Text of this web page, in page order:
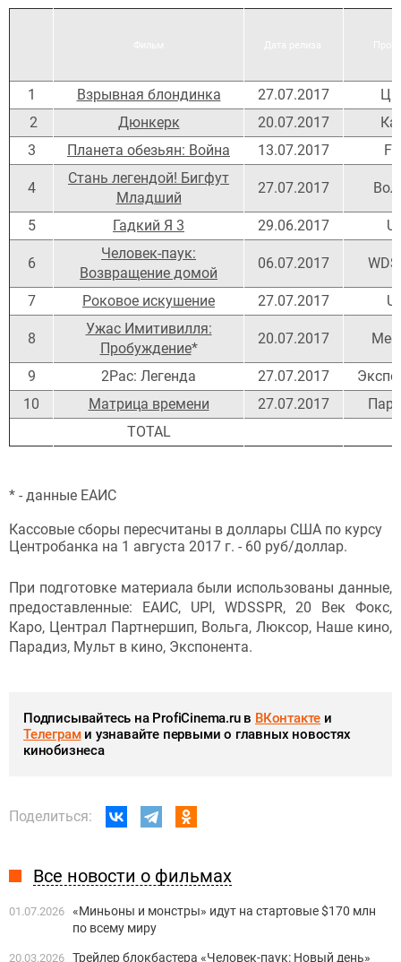
1 Взрывная блондинка 27.07.2017
2
Дюнкерк 20.07.2017
3
Планета обезьян: Война 13.07.2017
4
Стань легендой! Бигфут
Младший
27.07.2017
5 Гадкий Я 3 29.06.2017
6
Человек-паук:
Возвращение домой
06.07.2017
7 Роковое искушение 27.07.2017
8
Ужас Имитивилля:
Пробуждение*
20.07.2017
9 2Рас: Легенда 27.07.2017
10
Матрица времени 27.07.2017
ТОТАL
* - данные ЕАИС
Кассовые сборы пересчитаны в доллары США по курсу
Центробанка на 1 августа 2017 г. - 60 руб/доллар.
При подготовке материала были использованы данные,
предоставленные: ЕАИС, UPI, WDSSPR, 20 Век Фокс,
Каро, Централ Партнершип, Вольга, Люксор, Наше кино,
Парадиз, Мульт в кино, Экспонента.
Подписывайтесь на ProfiCinema.ru в ВКонтакте и
Телеграми узнавайте первыми о главных новостях
кинобизнеса
Поделиться:
Все новости о фильмах
01.07.2026 «Миньоны и монстры» идут на стартовые $170 млн
по всему миру
20.03.2026 Трейлер блокбастера «Человек-паук: Новый день»